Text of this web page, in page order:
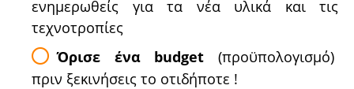
ενημερωθείς για τα νέα υλικά και τις
τεχνοτροπίες
Όρισε ένα budget (προϋπολογισμό)
πριν ξεκινήσεις το οτιδήποτε !